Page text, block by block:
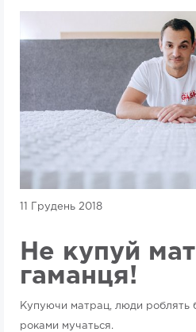
11 Грудень 2018
Не купуй
гаманця!
Купуючи матрац, люди роблять
роками мучаться.